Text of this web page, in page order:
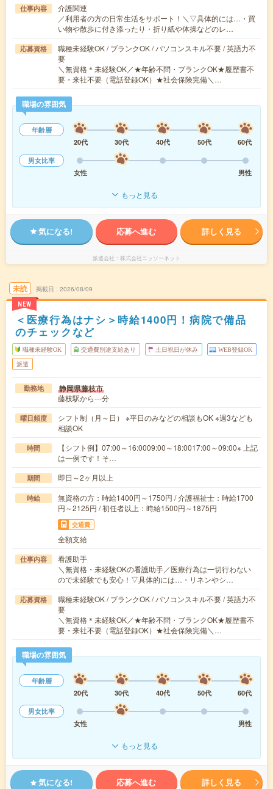
仕事内容
介護関連
／利用者の方の日常生活をサポート！＼▽具体的には…・買
い物や散歩に付き添ったり・折り紙や体操などのレ…
応募資格
職種未経験OK / ブランクOK / パソコンスキル不要 / 英語力不
要
＼無資格＊未経験OK／★年齢不問・ブランクOK★履歴書不
要・来社不要（電話登録OK）★社会保険完備＼…
職場の雰囲気
年齢層
20代
30代 40代 50代
60代
男女比率
女性
男性
もっと見る
気になる! 応募へ進む 詳しく見る
派遣会社 株式会社ニッソーネット
未読
NEW
掲載日 2026/08/09
＜医療行為はナシ＞時給1400円！病院で備品
のチェックなど
職種未経験OK 交通費別途支給あり 土日祝日が休み WEB登録OK
派遣
勤務地 静岡県藤枝市
藤枝駅から---分
曜日頻度
シフト制（月～日） ※平日のみなどの相談もOK ※週3なども
相談OK
時間
【シフト例】07:00～16:0009:00～18:0017:00～09:00※ 上記
は一例です！そ…
期間 即日～2ヶ月以上
時給
無資格の方：時給1400円～1750円 / 介護福祉士：時給1700
円～2125円 / 初任者以上：時給1500円～1875円
交通費
全額支給
仕事内容
看護助手
＼無資格・未経験OKの看護助手／医療行為は一切行わない
ので未経験でも安心！▽具体的には…・リネンやシ…
応募資格
職種未経験OK / ブランクOK / パソコンスキル不要 / 英語力不
要
＼無資格＊未経験OK／★年齢不問・ブランクOK★履歴書不
要・来社不要（電話登録OK）★社会保険完備＼…
職場の雰囲気
年齢層
20代
30代 40代 50代
60代
男女比率
女性
男性
もっと見る
気になる! 応募へ進む 詳しく見る